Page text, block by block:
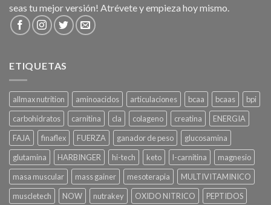
seas tu mejor versión! Atrévete y empieza hoy mismo.
ETIQUETAS
allmax nutrition aminoacidos articulaciones bcaa bcaas
bpi
carbohidratos
carnitina cla colageno creatina
ENERGIA
FAJA
finaflex FUERZA ganador de peso
glucosamina
glutamina
HARBINGER hi-tech keto l-carnitina
magnesio
masa muscular
mass gainer mesoterapia
MULTIVITAMINICO
muscletech
NOW nutrakey OXIDO NITRICO PEPTIDOS